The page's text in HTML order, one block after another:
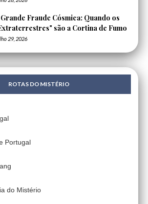
Fraude Cósmica: Quando os
são a Cortina de Fumo
29, 2026
ROTAS DO MISTÉRIO
Portugal
do Mistério